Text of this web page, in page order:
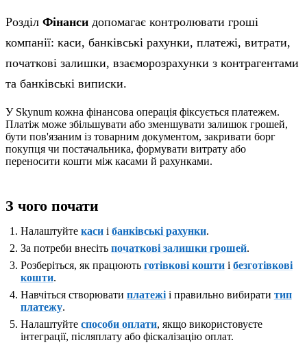
Розділ Фінанси допомагає контролювати гроші
компанії: каси, банківські рахунки, платежі, витрати,
початкові залишки, взаєморозрахунки з контрагентами
та банківські виписки.
У Skynum кожна фінансова операція фіксується платежем.
Платіж може збільшувати або зменшувати залишок грошей,
бути пов'язаним із товарним документом, закривати борг
покупця чи постачальника, формувати витрату або
переносити кошти між касами й рахунками.
З чого почати
Налаштуйте касиі банківські рахунки.
За потреби внесіть початкові залишки грошей.
Розберіться, як працюють готівкові коштиі безготівкові
кошти.
Навчіться створювати платежіі правильно вибирати тип
платежу.
Налаштуйте способи оплати, якщо використовуєте
інтеграції, післяплату або фіскалізацію оплат.